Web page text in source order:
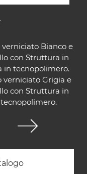
Bianco e
con Struttura in
in tecnopolimero.
Grigia e
con Struttura in